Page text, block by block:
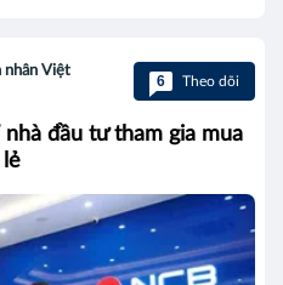
nhân Việt
6 Theo dõi
đầu tư tham gia mua